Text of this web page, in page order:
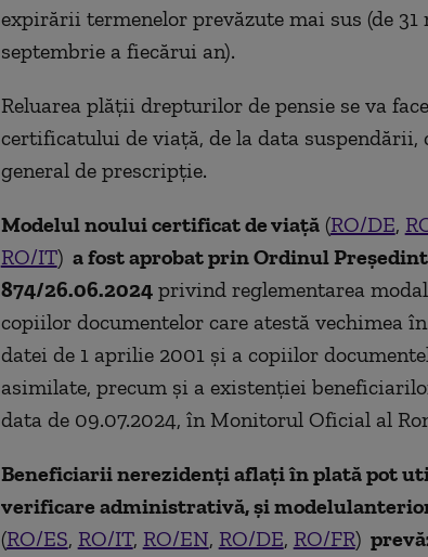
expirării termenelor prevăzute mai sus (de
septembrie a fiecărui an).
Reluarea plății drepturilor de pensie se va
certificatului de viață, de la data suspendării,
general de prescripție.
Modelulnouluicertificat de viață(RO/DE,
RO/IT) a fost aprobat prinOrdinul
874/26.06.2024privind reglementarea
copiilor documentelor care atestă vechimea
datei de 1 aprilie 2001 și a copiilor
asimilate, precum și a existenției
data de 09.07.2024, în Monitorul Oficial al
Beneficiarii nerezidenți aflați în plată pot
verificare administrativă, șimodelul
(RO/ES, RO/IT, RO/EN, RO/DE, RO/FR)